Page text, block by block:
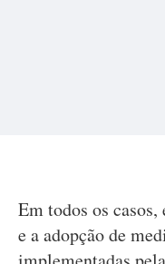
Em todos os
e a adopção de